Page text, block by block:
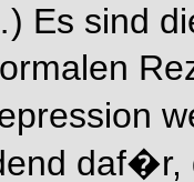
Es sind
daf�r,